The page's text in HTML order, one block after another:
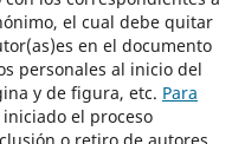
el cual debe quitar
en el documento
personales al inicio del
y de figura, etc. Para
iniciado el proceso